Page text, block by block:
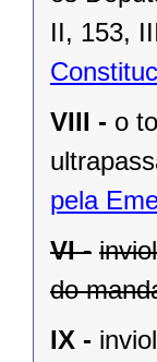
II, 153,
VIII - o
pela
VI -
do
IX -